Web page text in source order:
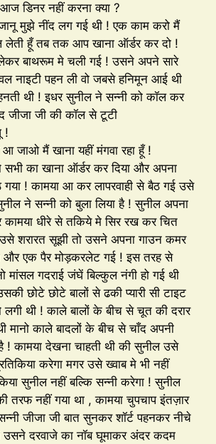
डिनर नहीं करना क्या ?
मुझे नींद लग गई थी ! एक काम करो मैं
हूँ तब तक आप खाना ऑर्डर कर दो !
लेकर बाथरूम मे चली गई ! उसने अपने सारे
नाइटी पहन ली वो जबसे हनिमून आई थी
थी ! इधर सुनील ने सन्नी को कॉल कर
जीजा जी की कॉल से टूटी
!
जाओ मैं खाना यहीं मंगवा रहा हूँ !
का खाना ऑर्डर कर दिया और अपना
! कामया आ कर लापरवाही से बैठ गई उसे
ने सन्नी को बुला लिया है ! सुनील अपना
कामया धीरे से तकिये मे सिर रख कर चित
शरारत सूझी तो उसने अपना गाउन कमर
और एक पैर मोड़करलेट गई ! इस तरह से
मांसल गदराई जंघें बिल्कुल नंगी हो गई थी
छोटे छोटे बालों से ढकी प्यारी सी टाइट
लगी थी ! काले बालों के बीच से चूत की दरार
मानो काले बादलों के बीच से चाँद अपनी
! कामया देखना चाहती थी की सुनील उसे
करेगा मगर उसे ख्वाब मे भी नहीं
सुनील नहीं बल्कि सन्नी करेगा ! सुनील
तरफ नहीं गया था , कामया चुपचाप इंतज़ार
जीजा जी बात सुनकर शॉर्ट पहनकर नीचे
दरवाजे का नॉब घूमाकर अंदर कदम